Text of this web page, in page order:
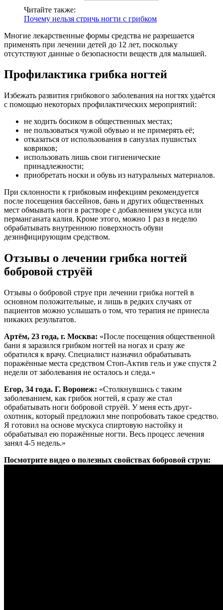
Читайте также:
Почему нельзя стричь ногти с грибком
Многие лекарственные формы средства не разрешается
применять при лечении детей до 12 лет, поскольку
отсутствуют данные о безопасности веществ для малышей.
Профилактика грибка ногтей
Избежать развития грибкового заболевания на ногтях удаётся
с помощью некоторых профилактических мероприятий:
не ходить босиком в общественных местах;
не пользоваться чужой обувью и не примерять её;
отказаться от использования в санузлах пушистых
ковриков;
использовать лишь свои гигиенические
принадлежности;
приобретать носки и обувь из натуральных материалов.
При склонности к грибковым инфекциям рекомендуется
после посещения бассейнов, бань и других общественных
мест обмывать ноги в растворе с добавлением уксуса или
перманганата калия. Кроме этого, можно 1 раз в неделю
обрабатывать внутреннюю поверхность обуви
дезинфицирующим средством.
Отзывы о лечении грибка ногтей
бобровой струёй
Отзывы о бобровой струе при лечении грибка ногтей в
основном положительные, и лишь в редких случаях от
пациентов можно услышать о том, что терапия не принесла
никаких результатов.
Артём, 23 года, г. Москва: «После посещения общественной
бани я заразился грибком ногтей на ногах и сразу же
обратился к врачу. Специалист назначил обрабатывать
поражённые места средством Стоп-Актив гель и уже спустя 2
недели от заболевания не осталось и следа.»
Егор, 34 года. Г. Воронеж: «Столкнувшись с таким
заболеванием, как грибок ногтей, я сразу же стал
обрабатывать ноги бобровой струёй. У меня есть друг-
охотник, который предложил мне попробовать такое средство.
Я готовил на основе мускуса спиртовую настойку и
обрабатывал ею поражённые ногти. Весь процесс лечения
занял 4-5 недель.»
Посмотрите видео о полезных свойствах бобровой струи: